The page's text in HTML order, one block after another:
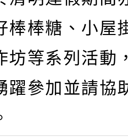
棒棒糖、小屋
坊等系列活動
躍參加並請協